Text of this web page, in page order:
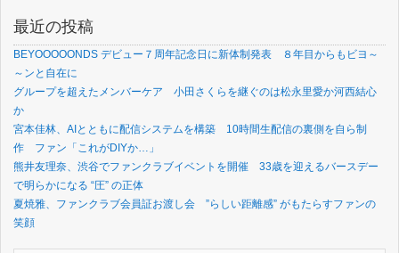
最近の投稿
BEYOOOOONDS デビュー７周年記念日に新体制発表 ８年目からもビヨ～
～ンと自在に
グループを超えたメンバーケア 小田さくらを継ぐのは松永里愛か河西結心
か
宮本佳林、AIとともに配信システムを構築 10時間生配信の裏側を自ら制
作 ファン「これがDIYか…」
熊井友理奈、渋谷でファンクラブイベントを開催 33歳を迎えるバースデー
で明らかになる “圧” の正体
夏焼雅、ファンクラブ会員証お渡し会 ”らしい距離感” がもたらすファンの
笑顔